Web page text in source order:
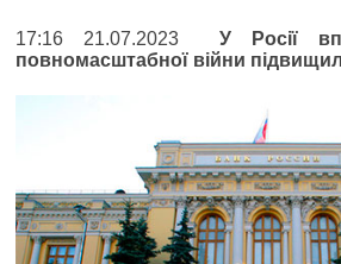
17:16 21.07.2023У Росії
повномасштабної війни